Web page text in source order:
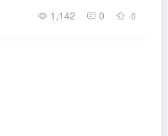
1,142 0 0